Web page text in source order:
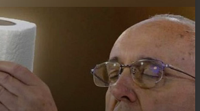
que ya estaba
esfuerzo